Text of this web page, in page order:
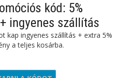
kód: 5%
ingyenes szállítás
kap ingyenes szállítás + extra 5%
a teljes kosárba.